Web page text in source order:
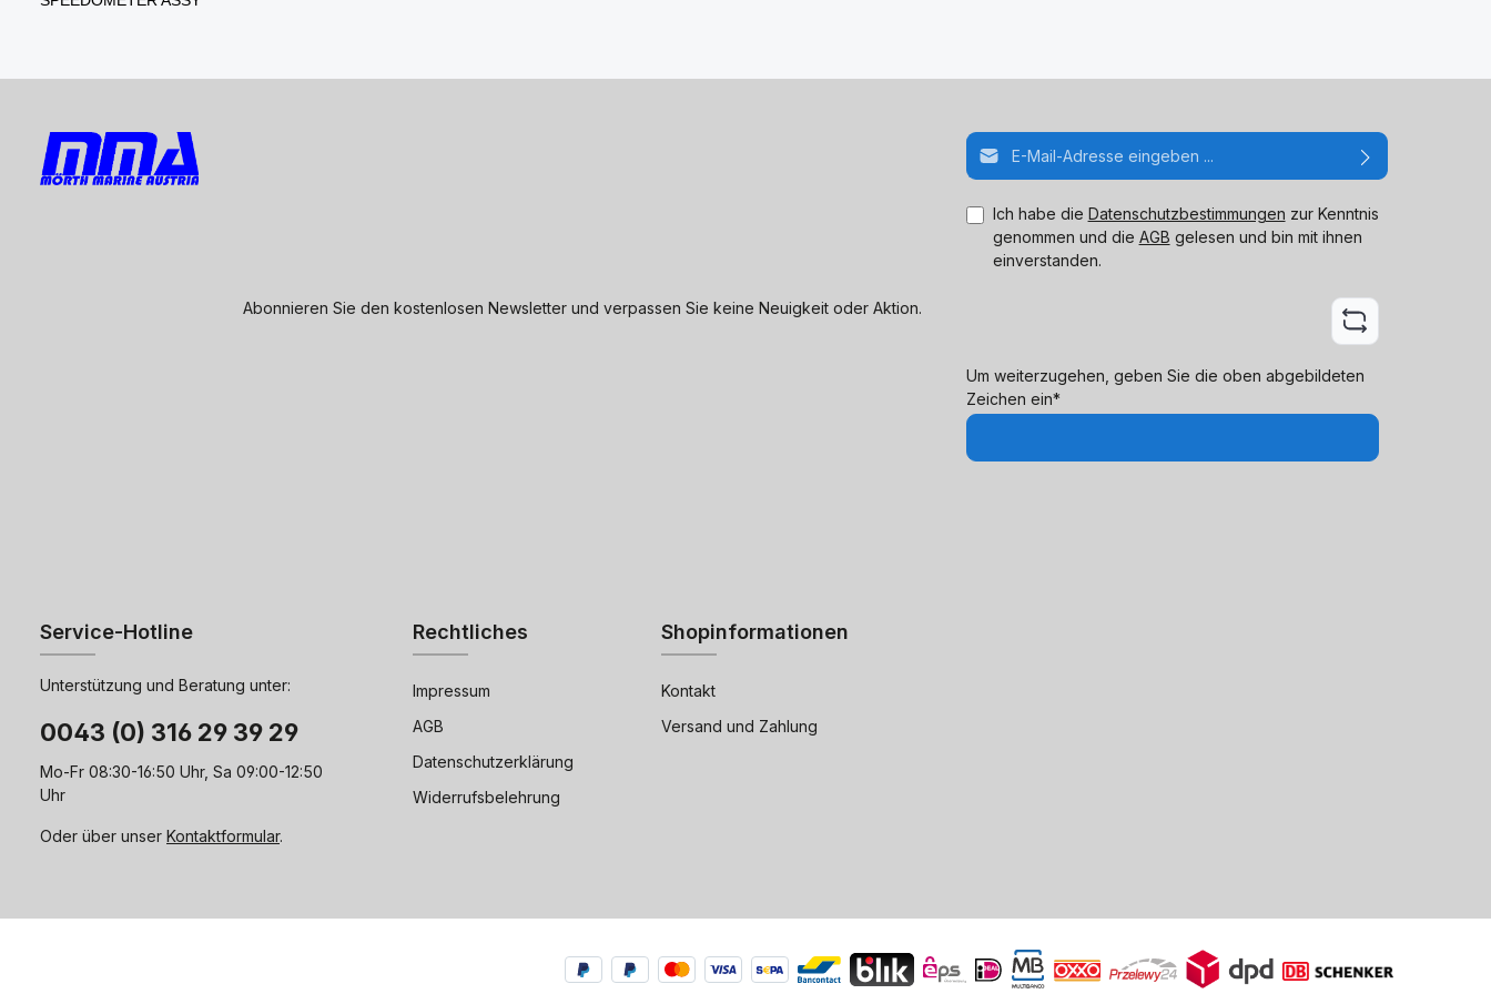
Abonnieren Sie den kostenlosen Newsletter und verpassen Sie keine Neuigkeit oder Aktion.
E-Mail-Adresse*
Ich habe die Datenschutzbestimmungen zur Kenntnis
genommen und die AGB gelesen und bin mit ihnen
einverstanden.
Um weiterzugehen, geben Sie die oben abgebildeten
Zeichen ein*
Service-Hotline
Unterstützung und Beratung unter:
0043 (0) 316 29 39 29
Mo-Fr 08:30-16:50 Uhr, Sa 09:00-12:50
Uhr
Oder über unser Kontaktformular.
Rechtliches
Impressum
AGB
Datenschutzerklärung
Widerrufsbelehrung
Shopinformationen
Kontakt
Versand und Zahlung